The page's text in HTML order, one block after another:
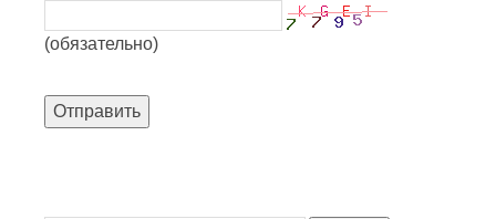
(обязательно)
Отправить